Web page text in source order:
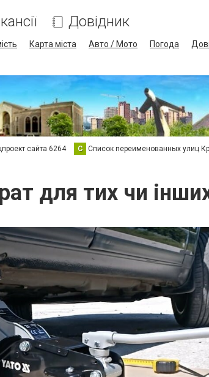
Довідник
Карта міста Авто / Мото Погода
сайта 6264 С Список переименованных улиц
для тих чи